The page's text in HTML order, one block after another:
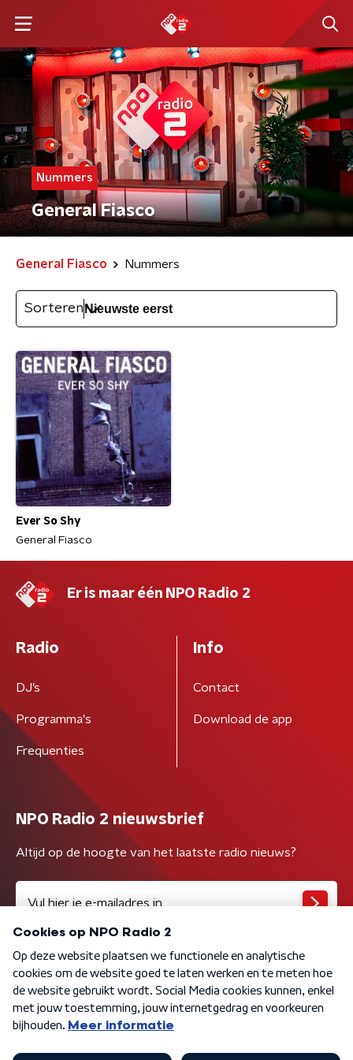
Nummers
General Fiasco
General Fiasco Nummers
Sorteren
Ever So Shy
General Fiasco
Er is maar één NPO Radio 2
Radio
DJ’s
Programma's
Frequenties
Info
Contact
Download de app
NPO Radio 2 nieuwsbrief
Altijd op de hoogte van het laatste radio nieuws?
Algemene voorwaarden